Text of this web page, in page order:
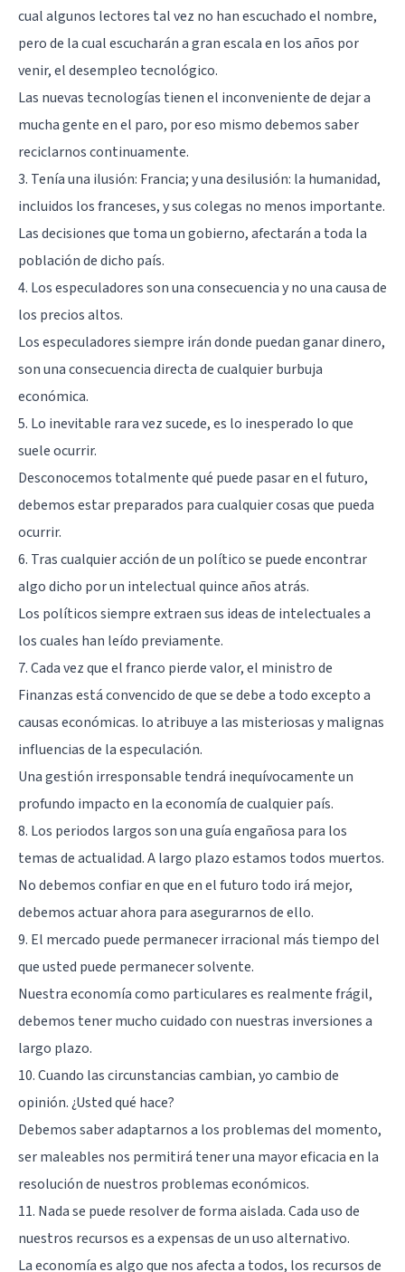
cual algunos lectores tal vez no han escuchado el nombre,
pero de la cual escucharán a gran escala en los años por
venir, el desempleo tecnológico.
Las nuevas tecnologías tienen el inconveniente de dejar a
mucha gente en el paro, por eso mismo debemos saber
reciclarnos continuamente.
3. Tenía una ilusión: Francia; y una desilusión: la humanidad,
incluidos los franceses, y sus colegas no menos importante.
Las decisiones que toma un gobierno, afectarán a toda la
población de dicho país.
4. Los especuladores son una consecuencia y no una causa de
los precios altos.
Los especuladores siempre irán donde puedan ganar dinero,
son una consecuencia directa de cualquier burbuja
económica.
5. Lo inevitable rara vez sucede, es lo inesperado lo que
suele ocurrir.
Desconocemos totalmente qué puede pasar en el futuro,
debemos estar preparados para cualquier cosas que pueda
ocurrir.
6. Tras cualquier acción de un político se puede encontrar
algo dicho por un intelectual quince años atrás.
Los políticos siempre extraen sus ideas de intelectuales a
los cuales han leído previamente.
7. Cada vez que el franco pierde valor, el ministro de
Finanzas está convencido de que se debe a todo excepto a
causas económicas. lo atribuye a las misteriosas y malignas
influencias de la especulación.
Una gestión irresponsable tendrá inequívocamente un
profundo impacto en la economía de cualquier país.
8. Los periodos largos son una guía engañosa para los
temas de actualidad. A largo plazo estamos todos muertos.
No debemos confiar en que en el futuro todo irá mejor,
debemos actuar ahora para asegurarnos de ello.
9. El mercado puede permanecer irracional más tiempo del
que usted puede permanecer solvente.
Nuestra economía como particulares es realmente frágil,
debemos tener mucho cuidado con nuestras inversiones a
largo plazo.
10. Cuando las circunstancias cambian, yo cambio de
opinión. ¿Usted qué hace?
Debemos saber adaptarnos a los problemas del momento,
ser maleables nos permitirá tener una mayor eficacia en la
resolución de nuestros problemas económicos.
11. Nada se puede resolver de forma aislada. Cada uso de
nuestros recursos es a expensas de un uso alternativo.
La economía es algo que nos afecta a todos, los recursos de